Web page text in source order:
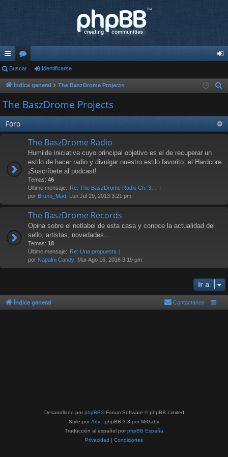
nl
ac
es
rá
pi
or
os nti
ar
se
Buscar Identificarse
Índice general The BaszDrome Projects
The BaszDrome Projects
Foro
The BaszDrome Radio
Humilde iniciativa cuyo principal objetivo es el de recuperar un
estilo de hacer radio y divulgar nuestro estilo favorito: el Hardcore.
¡Suscríbete al podcast!
Temas: 46
Último mensaje: Re: The BaszDrome Radio Ch. 3…
por Bruno_Mad , Lun Jul 29, 2013 3:21 pm
The BaszDrome Records
Opina sobre el netlabel de esta casa y conoce la actualidad del
sello, artistas, novedades...
Temas: 18
Último mensaje: Re: Una propuesta
por Napalm Candy , Mar Ago 16, 2016 3:19 pm
Ir a
Índice general Contáctanos
Desarrollado por phpBB® Forum Software © phpBB Limited
Style por Arty - phpBB 3.3 por MrGaby
Traducción al español por phpBB España
Privacidad | Condiciones